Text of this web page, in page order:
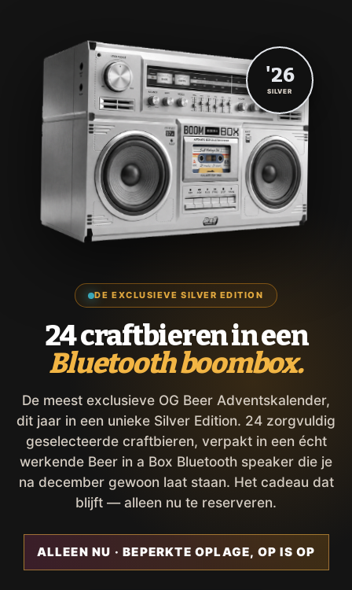
DE EXCLUSIEVE SILVER EDITION
24 craftbieren in een
Bluetooth boombox.
De meest exclusieve OG Beer Adventskalender,
dit jaar in een unieke Silver Edition. 24 zorgvuldig
geselecteerde craftbieren, verpakt in een écht
werkende Beer in a Box Bluetooth speaker die je
na december gewoon laat staan. Het cadeau dat
blijft — alleen nu te reserveren.
ALLEEN NU · BEPERKTE OPLAGE, OP IS OP
'26
SILVER